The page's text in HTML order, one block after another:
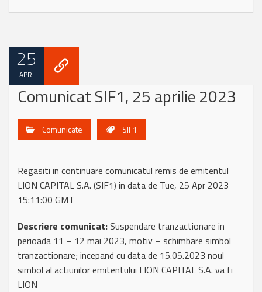
25
APR.
Comunicat SIF1, 25 aprilie 2023
Comunicate SIF1
Regasiti in continuare comunicatul remis de emitentul
LION CAPITAL S.A. (SIF1) in data de Tue, 25 Apr 2023
15:11:00 GMT
Descriere comunicat:Suspendare tranzactionare in
perioada 11 – 12 mai 2023, motiv – schimbare simbol
tranzactionare; incepand cu data de 15.05.2023 noul
simbol al actiunilor emitentului LION CAPITAL S.A. va fi
LION